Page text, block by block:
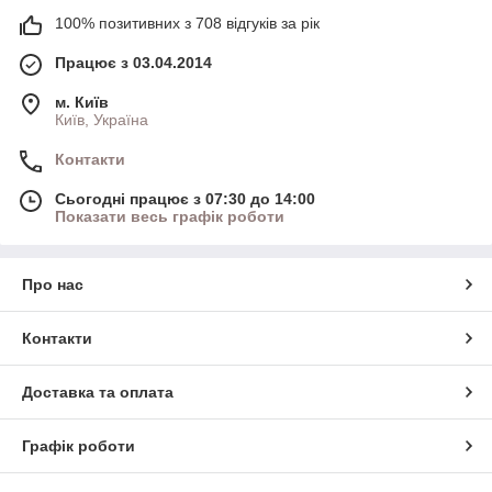
100% позитивних з 708 відгуків за рік
Працює з 03.04.2014
м. Київ
Київ, Україна
Контакти
Сьогодні працює з 07:30 до 14:00
Показати весь графік роботи
Про нас
Контакти
Доставка та оплата
Графік роботи